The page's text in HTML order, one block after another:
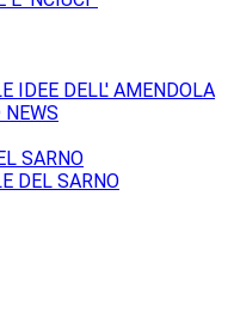
IDEE DELL' AMENDOLA
SARNO
DEL SARNO